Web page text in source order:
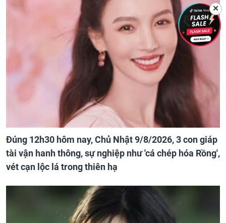
Đúng 12h30 hôm nay, Chủ Nhật 9/8/2026, 3 con giáp
tài vận hanh thông, sự nghiệp như 'cá chép hóa Rồng',
vét cạn lộc lá trong thiên hạ
✕